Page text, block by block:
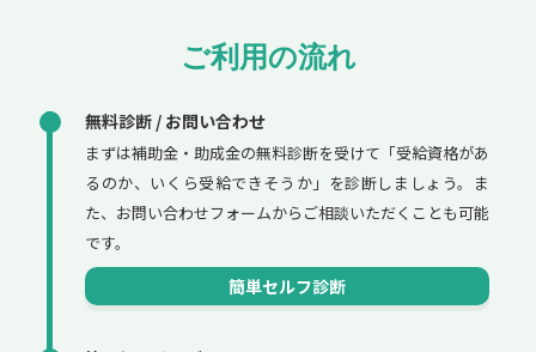
ご利用の流れ
無料診断 / お問い合わせ
まずは補助金・助成金の無料診断を受けて「受給資格があ
るのか、いくら受給できそうか」を診断しましょう。ま
た、お問い合わせフォームからご相談いただくことも可能
です。
簡単セルフ診断